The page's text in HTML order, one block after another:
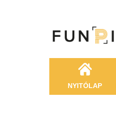
NYITÓLAP